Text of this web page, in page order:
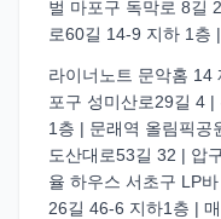
벌 마포구 독막로 8길
로60길 14-9 지하 1층
라이너노트 문악홈 14
포구 성미산로29길 4 |
1층 | 문래역 올림픽공
도산대로53길 32 | 압
율 하우스 서초구 LP
26길 46-6 지하1층 |